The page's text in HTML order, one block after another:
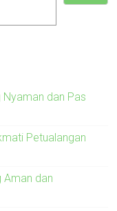
Nyaman dan Pas
Petualangan
Aman dan